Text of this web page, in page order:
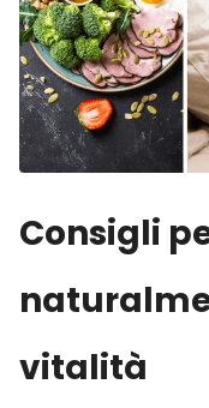
Consigli
vitalità